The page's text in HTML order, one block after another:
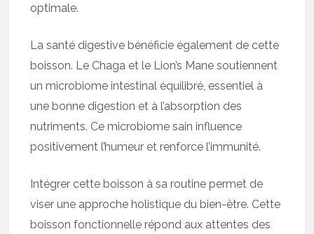
optimale.
La santé digestive bénéficie également de cette
boisson. Le Chaga et le Lion’s Mane soutiennent
un microbiome intestinal équilibré, essentiel à
une bonne digestion et à l’absorption des
nutriments. Ce microbiome sain influence
positivement l’humeur et renforce l’immunité.
Intégrer cette boisson à sa routine permet de
viser une approche holistique du bien-être. Cette
boisson fonctionnelle répond aux attentes des